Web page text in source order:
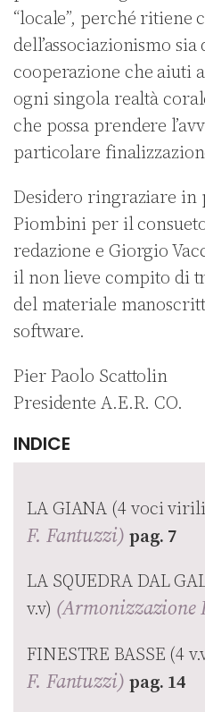
“locale”, perché ritiene
dell’associazionismo
cooperazione che aiuti
ogni singola realtà
che possa prendere
particolare
Desidero ringraziare
Piombini per il
redazione e Giorgio
il non lieve compito di
del materiale
software.
Pier Paolo Scattolin
Presidente A.E.R. CO.
INDICE
LA GIANA (4 voci
F. Fantuzzi) pag. 7
LA SQUEDRA DAL
v.v) (Armonizzazione
FINESTRE BASSE (4
F. Fantuzzi) pag. 14